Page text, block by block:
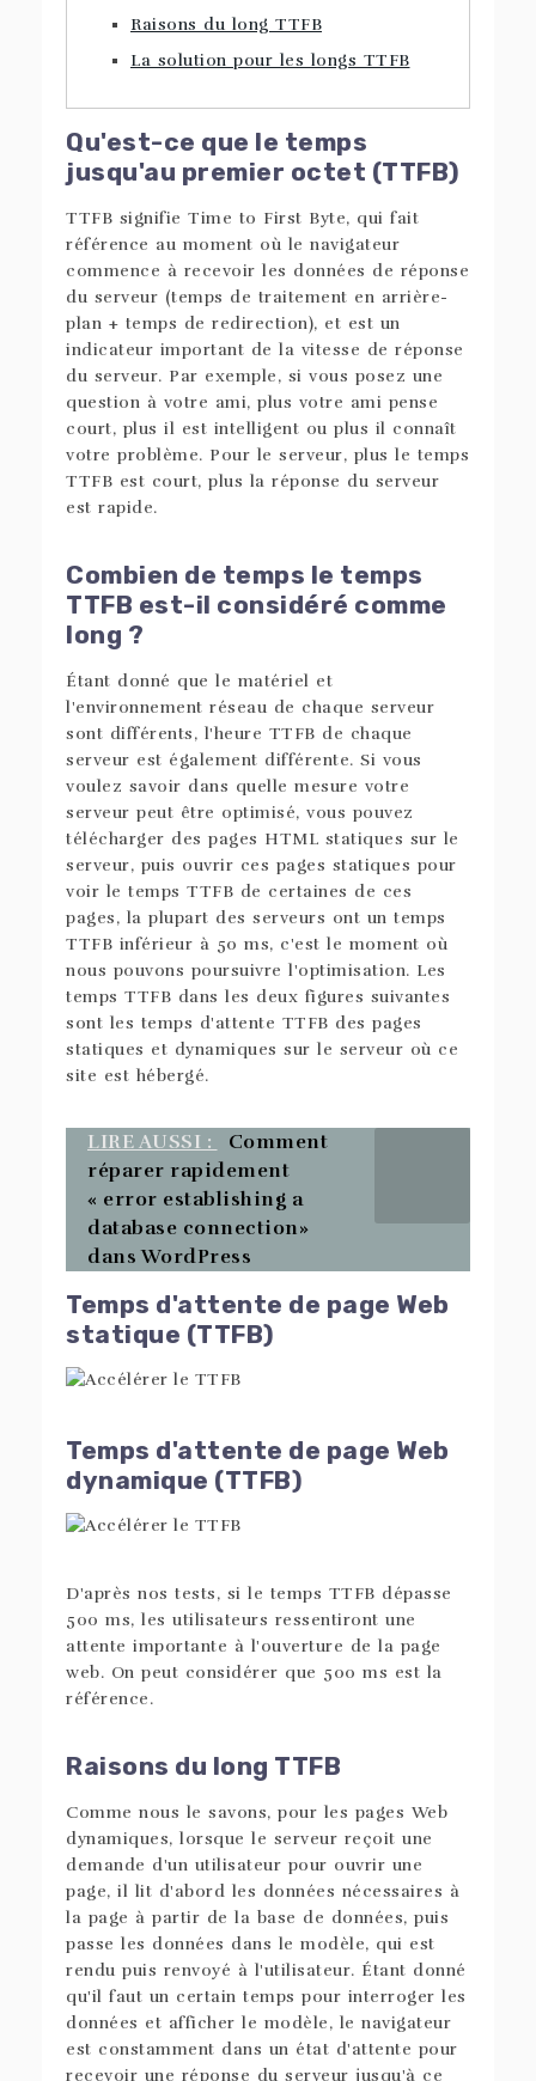
Raisons du long TTFB
La solution pour les longs TTFB
Qu'est-ce que le temps
jusqu'au premier octet (TTFB)
TTFB signifie Time to First Byte, qui fait
référence au moment où le navigateur
commence à recevoir les données de réponse
du serveur (temps de traitement en arrière-
plan + temps de redirection), et est un
indicateur important de la vitesse de réponse
du serveur. Par exemple, si vous posez une
question à votre ami, plus votre ami pense
court, plus il est intelligent ou plus il connaît
votre problème. Pour le serveur, plus le temps
TTFB est court, plus la réponse du serveur
est rapide.
Combien de temps le temps
TTFB est-il considéré comme
long ?
Étant donné que le matériel et
l'environnement réseau de chaque serveur
sont différents, l'heure TTFB de chaque
serveur est également différente. Si vous
voulez savoir dans quelle mesure votre
serveur peut être optimisé, vous pouvez
télécharger des pages HTML statiques sur le
serveur, puis ouvrir ces pages statiques pour
voir le temps TTFB de certaines de ces
pages, la plupart des serveurs ont un temps
TTFB inférieur à 50 ms, c'est le moment où
nous pouvons poursuivre l'optimisation. Les
temps TTFB dans les deux figures suivantes
sont les temps d'attente TTFB des pages
statiques et dynamiques sur le serveur où ce
site est hébergé.
LIRE AUSSI :
Comment
réparer rapidement
« error establishing a
database connection»
dans WordPress
Temps d'attente de page Web
statique (TTFB)
Temps d'attente de page Web
dynamique (TTFB)
D'après nos tests, si le temps TTFB dépasse
500 ms, les utilisateurs ressentiront une
attente importante à l'ouverture de la page
web. On peut considérer que 500 ms est la
référence.
Raisons du long TTFB
Comme nous le savons, pour les pages Web
dynamiques, lorsque le serveur reçoit une
demande d'un utilisateur pour ouvrir une
page, il lit d'abord les données nécessaires à
la page à partir de la base de données, puis
passe les données dans le modèle, qui est
rendu puis renvoyé à l'utilisateur. Étant donné
qu'il faut un certain temps pour interroger les
données et afficher le modèle, le navigateur
est constamment dans un état d'attente pour
recevoir une réponse du serveur jusqu'à ce